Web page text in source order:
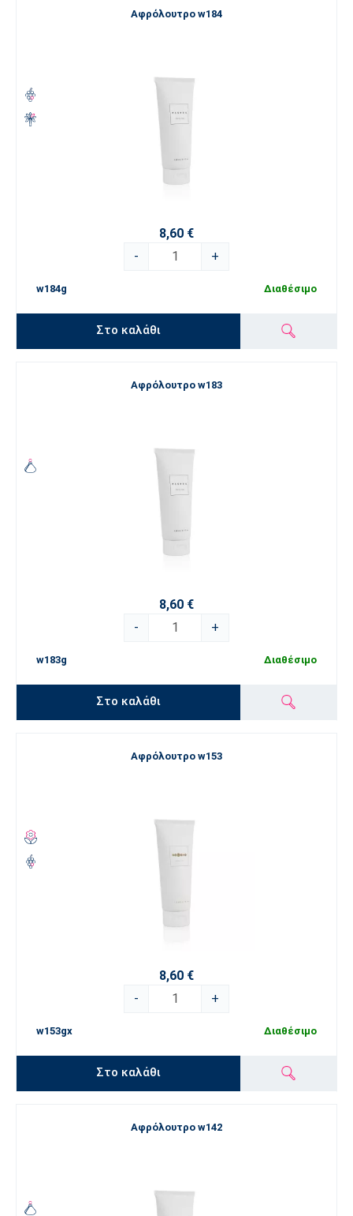
Αφρόλουτρο w184
8,60 €
-
+
w184g Διαθέσιμο
Στο καλάθι
Αφρόλουτρο w183
8,60 €
-
+
w183g Διαθέσιμο
Στο καλάθι
Αφρόλουτρο w153
8,60 €
-
+
w153gx Διαθέσιμο
Στο καλάθι
Αφρόλουτρο w142